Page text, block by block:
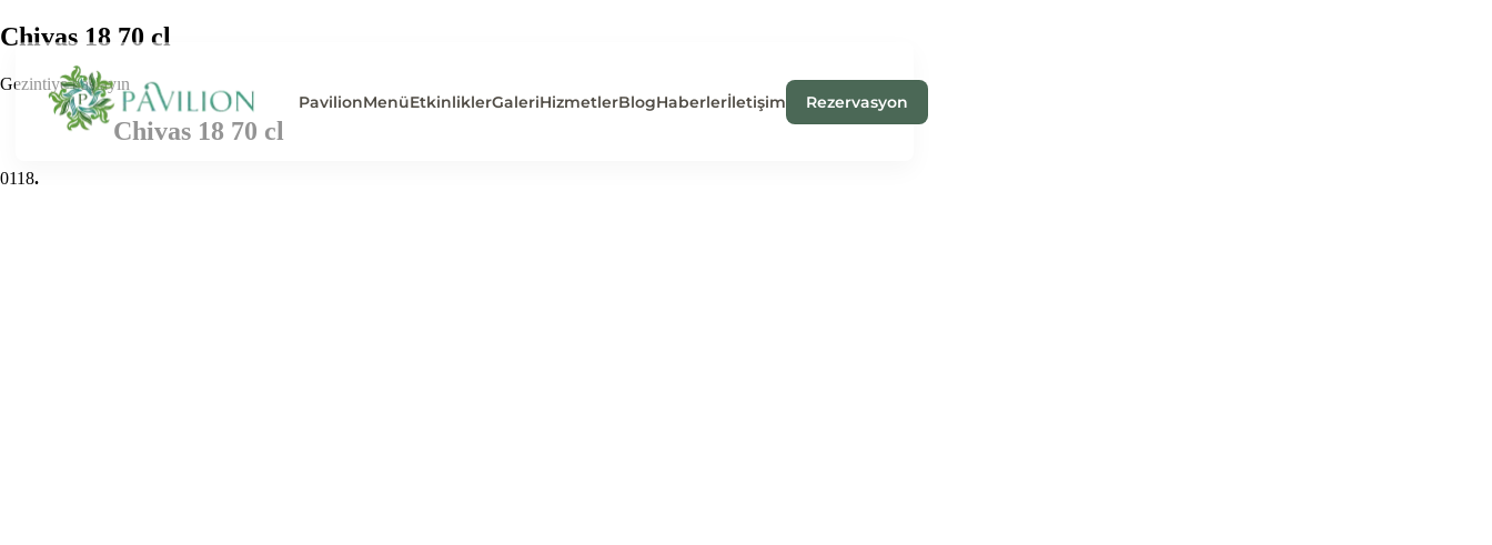
PavilionMenüEtkinliklerGaleriHizmetlerBlogHaberlerİletişim Rezervasyon
Chivas 18 70 cl
Gezintiye başlayın
Chivas 18 70 cl
0118.